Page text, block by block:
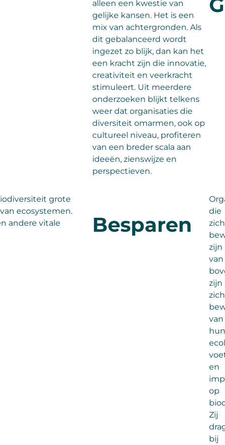
alleen een kwestie van
gelijke kansen. Het is een
mix van achtergronden. Als
dit gebalanceerd wordt
ingezet zo blijk, dan kan het
een kracht zijn die innovatie,
creativiteit en veerkracht
stimuleert. Uit meerdere
onderzoeken blijkt telkens
weer dat organisaties die
diversiteit omarmen, ook op
cultureel niveau, profiteren
van een breder scala aan
ideeën, zienswijze en
perspectieven.
grote
ecosystemen.
andere vitale
Besparen
die
zich
zijn
van
zijn
zich
van
hun
en
op
Zij
bij